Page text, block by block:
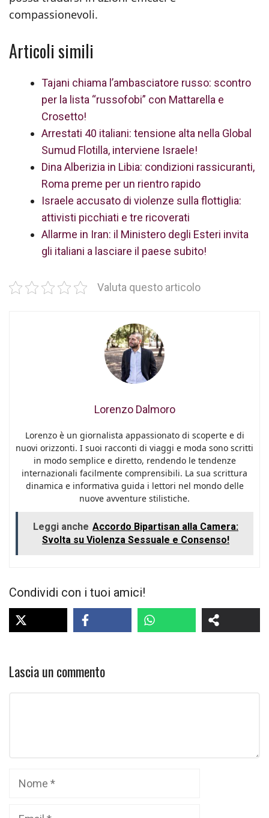
compassionevoli.
Articoli simili
Tajani chiama l’ambasciatore russo: scontro
per la lista “russofobi” con Mattarella e
Crosetto!
Arrestati 40 italiani: tensione alta nella Global
Sumud Flotilla, interviene Israele!
Dina Alberizia in Libia: condizioni rassicuranti,
Roma preme per un rientro rapido
Israele accusato di violenze sulla flottiglia:
attivisti picchiati e tre ricoverati
Allarme in Iran: il Ministero degli Esteri invita
gli italiani a lasciare il paese subito!
Valuta questo articolo
Lorenzo Dalmoro
Lorenzo è un giornalista appassionato di scoperte e di
nuovi orizzonti. I suoi racconti di viaggi e moda sono scritti
in modo semplice e diretto, rendendo le tendenze
internazionali facilmente comprensibili. La sua scrittura
dinamica e informativa guida i lettori nel mondo delle
nuove avventure stilistiche.
Leggi anche Accordo Bipartisan alla Camera:
Svolta su Violenza Sessuale e Consenso!
Condividi con i tuoi amici!
Lascia un commento